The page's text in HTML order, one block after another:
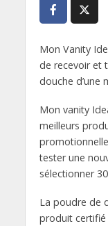
Mon Vanity
de recevoir et
douche d’une
Mon vanity
meilleurs
tester une
sélectionner
La poudre de
produit certifié